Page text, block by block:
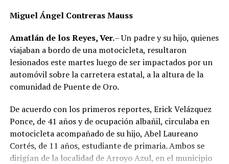
provocado por una falla mecánica, un cortocircuito o
algún otro factor, por lo que serán las investigaciones
correspondientes las que determinen el origen del
siniestro.
Miguel Ángel Contreras Mauss
Amatlán de los Reyes, Ver.– Un padre y su hijo, quienes
viajaban a bordo de una motocicleta, resultaron
lesionados este martes luego de ser impactados por un
automóvil sobre la carretera estatal, a la altura de la
comunidad de Puente de Oro.
De acuerdo con los primeros reportes, Erick Velázquez
Ponce, de 41 años y de ocupación albañil, circulaba en
motocicleta acompañado de su hijo, Abel Laureano
Cortés, de 11 años, estudiante de primaria. Ambos se
dirigían de la localidad de Arroyo Azul, en el municipio